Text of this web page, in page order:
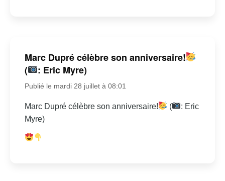
Marc Dupré célèbre son anniversaire!
(
: Eric Myre)
Publié le mardi 28 juillet à 08:01
Marc Dupré célèbre son anniversaire! (
: Eric
Myre)